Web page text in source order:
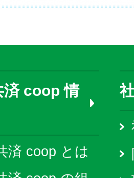
済 coop 情
済 coop とは